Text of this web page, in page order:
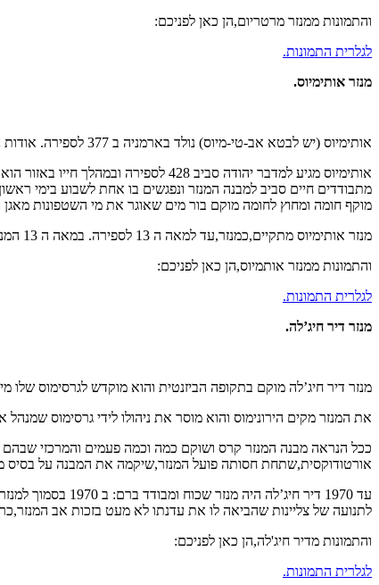
והתמונות ממנזר מרטריום,הן כאן לפניכם:
לגלרית התמונות.
מנזר אותימיוס.
אותימיוס (יש לבטא אב-טי-מיוס) נולד בארמניה ב 377 לספירה. אודות נסיבות הולדתו אנחנו יודעים מעט מאוד אבל לאימו ולנסיבות לידתו מיוחסות אגדות הדומות,משהו,לסיפור לידתו של יהושוע הנצרתי.
אותימיוס מגיע למדבר יהודה סביב
מוקף חומה ומחוץ לחומה מוקם בור מים שאוגר את מי השטפונות מאגן
מנזר אותימיוס מתקיים,כמנזר,עד למאה ה 13 לספירה. במאה ה 13 המנזר ננטש והופך לחאן דרכים ומקבל את השם חאן אל אחמר – הפונדק האדום. המקום משמש כחאן עד לראשית התקופה העות’מנית שבמהלכה ננטש לעד.
והתמונות ממנזר אותמיוס,הן כאן לפניכם:
לגלרית התמונות.
מנזר דיר חיג’לה.
מנזר דיר חיג’לה מוקם בתקופה הביזנטית והוא מוקדש לגרסימוס
את המנזר מקים הירונימוס והוא מוסר את ניהולו לידי גרסימוס שמנהל אותו בראשית דרכו. ב 614 נחרב המנזר בידי הפרסים ועם כיבוש הארץ על ידי האיסלם,ב
אורטודוקסית,שתחת חסותה פועל המנזר,שיקמה את המבנה על בסיס
לתנועה של צליינות שהביאה לו את עדנתו לא מעט בזכות אב
והתמונות מדיר חיג'לה,הן כאן לפניכם:
לגלרית התמונות.